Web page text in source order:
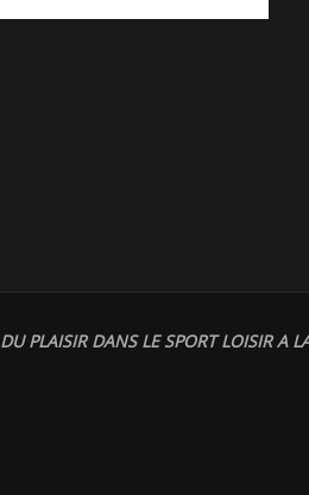
DU PLAISIR DANS LE SPORT LOISIR A